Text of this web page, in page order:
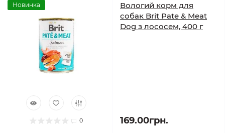
Новинка
0
Вологий корм для
собак Brit Pate & Meat
Dog з лососем, 400 г
169.00грн.